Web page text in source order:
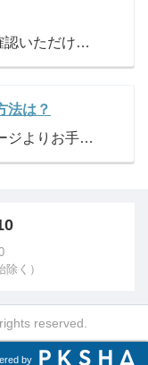
お客様番号は、マイページにてご確認いただけます。
法は？
ご登録情報の変更/確認は、マイページよりお手続きいただけます。 メニューから「登録情報の変更」画面を開き、ご登録情報の確認・変更をお願いします。
く）
reserved.
by